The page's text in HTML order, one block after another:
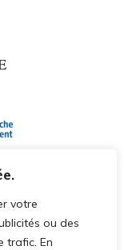
votre
ou des
trafic. En